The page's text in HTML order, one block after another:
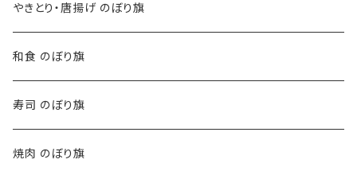
やきとり・唐揚げ のぼり旗
和食 のぼり旗
寿司 のぼり旗
焼肉 のぼり旗